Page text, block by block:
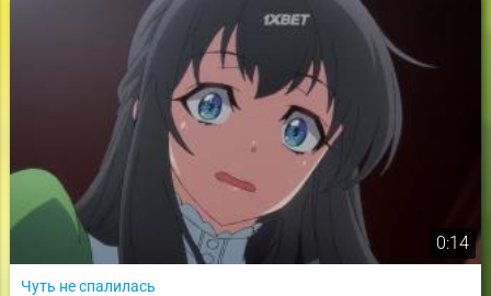
0:14
Чуть не спалилась